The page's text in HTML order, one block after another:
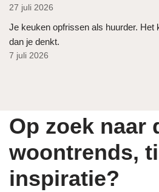
27 juli 2026
Je keuken opfrissen als huurder. Het
dan je denkt.
7 juli 2026
Op zoek naar
woontrends,
inspiratie?